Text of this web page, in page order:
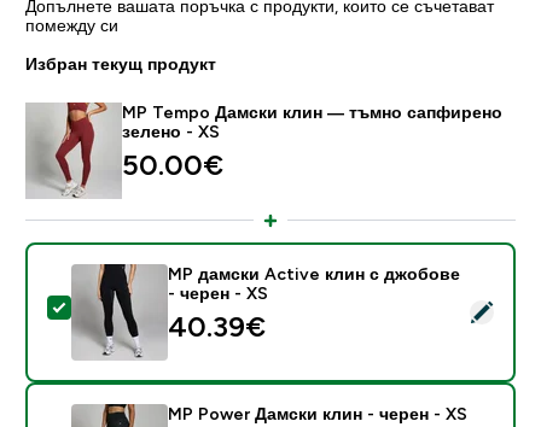
Допълнете вашата поръчка с продукти, които се съчетават
помежду си
Избран текущ продукт
MP Tempo Дамски клин — тъмно сапфирено
зелено - XS
50.00€‎
Select this product - MP дамски Active клин с
MP дамски Active клин с джобове
- черен - XS
40.39€‎
MP Power Дамски клин - черен - XS